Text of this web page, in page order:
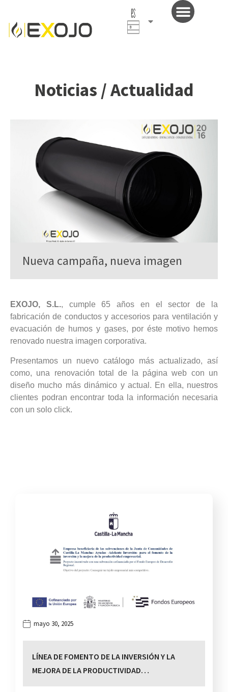
Español
(España)
Noticias / Actualidad
Nueva campaña, nueva imagen
EXOJO, S.L., cumple 65 años en el sector de la
fabricación de conductos y accesorios para ventilación y
evacuación de humos y gases, por éste motivo hemos
renovado nuestra imagen corporativa.
Presentamos un nuevo catálogo más actualizado, así
como, una renovación total de la página web con un
diseño mucho más dinámico y actual. En ella, nuestros
clientes podran encontrar toda la información necesaria
con un solo click.
mayo 30, 2025
LÍNEA DE FOMENTO DE LA INVERSIÓN Y LA
MEJORA DE LA PRODUCTIVIDAD…